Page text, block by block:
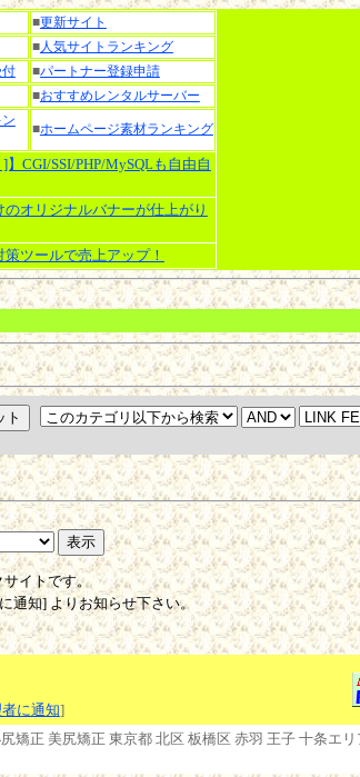
■更新サイト
■人気サイトランキング
■パートナー登録申請
■おすすめレンタルサーバー
■ホームページ素材ランキング
CGI/SSI/PHP/MySQLも自由自
オリジナルバナーが仕上がり
ツールで売上アップ！
イトです。
通知] よりお知らせ下さい。
に通知]
矯正 美尻矯正 東京都 北区 板橋区 赤羽 王子 十条エ